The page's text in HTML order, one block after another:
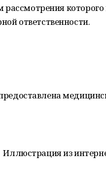
рассмотрения которого
ответственности.
Иллюстрация из